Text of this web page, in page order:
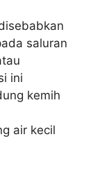
saluran
ini
kemih
air kecil